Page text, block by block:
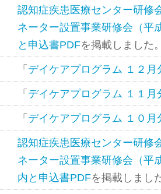
認知症疾患医療センター研
ネーター設置事業研修会（平
と申込書PDFを掲載しました
「 デイケアプログラム １２月
「 デイケアプログラム １１月
「 デイケアプログラム １０月
認知症疾患医療センター研
ネーター設置事業研修会（平
内と申込書PDFを掲載しまし